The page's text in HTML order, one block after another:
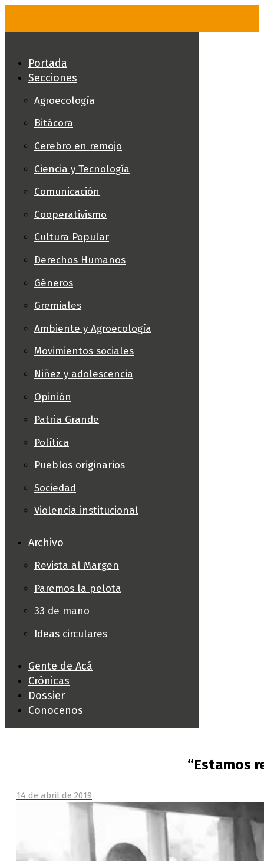
Portada
Secciones
Agroecología
Bitácora
Cerebro en remojo
Ciencia y Tecnología
Comunicación
Cooperativismo
Cultura Popular
Derechos Humanos
Géneros
Gremiales
Ambiente y Agroecología
Movimientos sociales
Niñez y adolescencia
Opinión
Patria Grande
Política
Pueblos originarios
Sociedad
Violencia institucional
Archivo
Revista al Margen
Paremos la pelota
33 de mano
Ideas circulares
Gente de Acá
Crónicas
Dossier
Conocenos
“Estamos
14 de abril de 2019